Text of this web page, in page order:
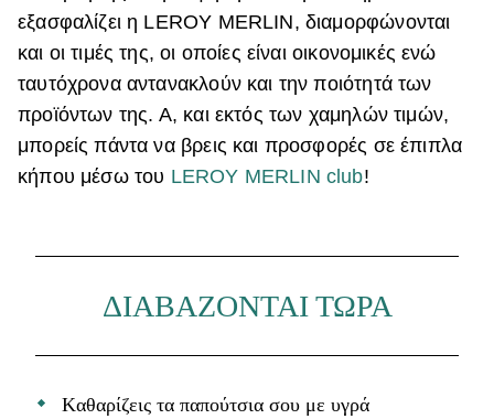
εξασφαλίζει η LEROY MERLIN, διαμορφώνονται
και οι τιμές της, οι οποίες είναι οικονομικές ενώ
ταυτόχρονα αντανακλούν και την ποιότητά των
προϊόντων της. Α, και εκτός των χαμηλών τιμών,
μπορείς πάντα να βρεις και προσφορές σε έπιπλα
κήπου μέσω του LEROY MERLIN club!
ΔΙΑΒΑΖΟΝΤΑΙ ΤΩΡΑ
Kαθαρίζεις τα παπούτσια σου με υγρά